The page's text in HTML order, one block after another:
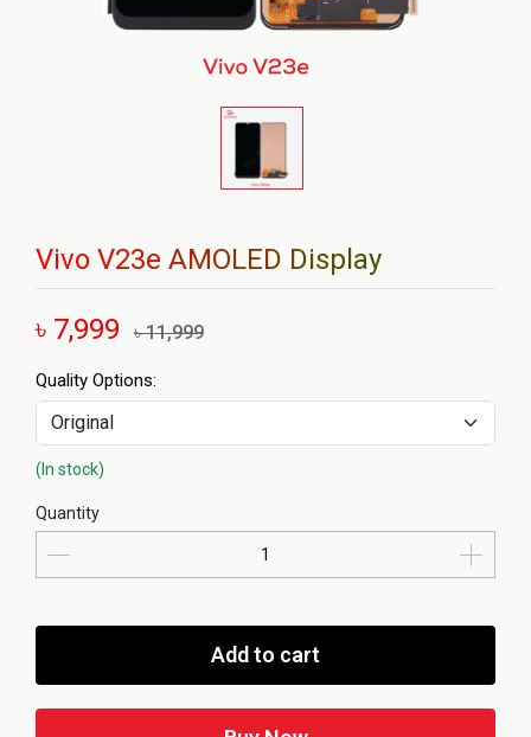
Vivo V23e AMOLED Display
৳ 7,999 ৳ 11,999
Quality Options:
(In stock)
Quantity
Add to cart